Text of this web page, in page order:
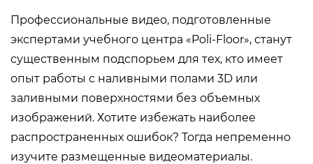
Профессиональные видео, подготовленные
экспертами учебного центра «Poli-Floor», станут
существенным подспорьем для тех, кто имеет
опыт работы с наливными полами 3D или
заливными поверхностями без объемных
изображений. Хотите избежать наиболее
распространенных ошибок? Тогда непременно
изучите размещенные видеоматериалы.